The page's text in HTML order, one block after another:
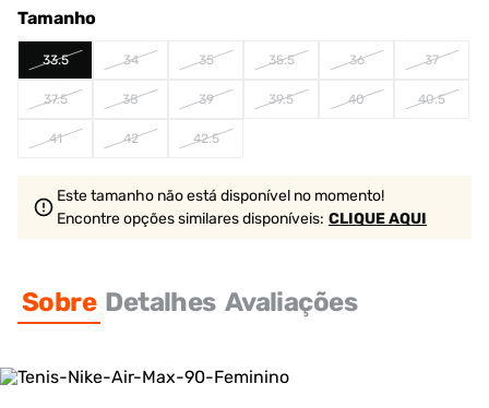
Tamanho
33.5 34 35 35.5 36 37
37.5 38 39 39.5 40 40.5
41 42 42.5
Este tamanho não está disponível no momento!
Encontre opções similaresdisponíveis: CLIQUE AQUI
Sobre Detalhes Avaliações